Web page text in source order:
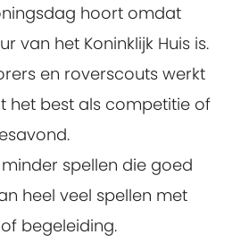
hoort omdat
van het Koninklijk Huis is.
en roverscouts werkt
het best als competitie of
minder spellen die goed
heel veel spellen met
begeleiding.